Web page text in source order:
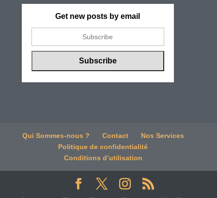
Get new posts by email
Qui Sommes-nous ? Contact
Nos Services
Politique de confidentialité
Conditions d’utilisation